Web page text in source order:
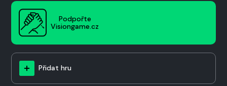
Podpořte
Visiongame.cz
Přidat hru